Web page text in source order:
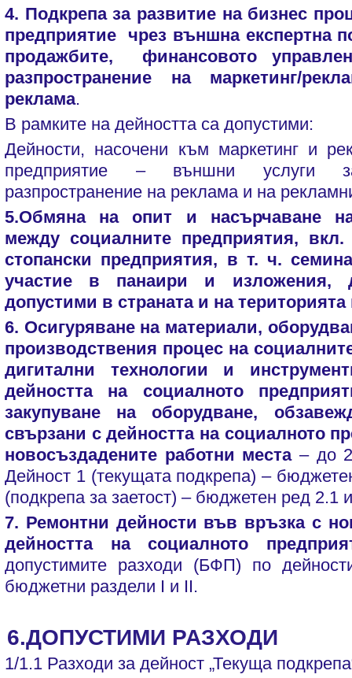
4. Подкрепа за развитие на бизнес
предприятие чрез външна експертна
продажбите, финансовото
разпространение на маркетинг/
реклама.
В рамките на дейността са допустими:
Дейности, насочени към маркетинг и
предприятие – външни услуги
разпространение на реклама и на
5.Обмяна на опит и насърчаване на
между социалните предприятия,
стопански предприятия, в т. ч.
участие в панаири и изложения,
допустими в страната и на
6. Осигуряване на материали,
производствения процес на
дигитални технологии и
дейността на социалното
закупуване на оборудване,
свързани с дейността на социалното
новосъздадените работни места – до
Дейност 1 (текущата подкрепа) –
(подкрепа за заетост) – бюджетен ред 2.1
7. Ремонтни дейности във връзка с
дейността на социалното
допустимите разходи (БФП) по
бюджетни раздели I и II.
6.ДОПУСТИМИ РАЗХОДИ
1/1.1 Разходи за дейност „Текуща